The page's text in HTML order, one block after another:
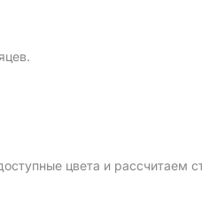
цвета и рассчитаем